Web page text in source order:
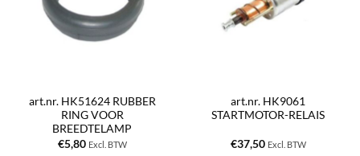
art.nr. HK51624 RUBBER
RING VOOR
BREEDTELAMP
€5,80 Excl. BTW
art.nr. HK9061
STARTMOTOR-RELAIS
€37,50 Excl. BTW